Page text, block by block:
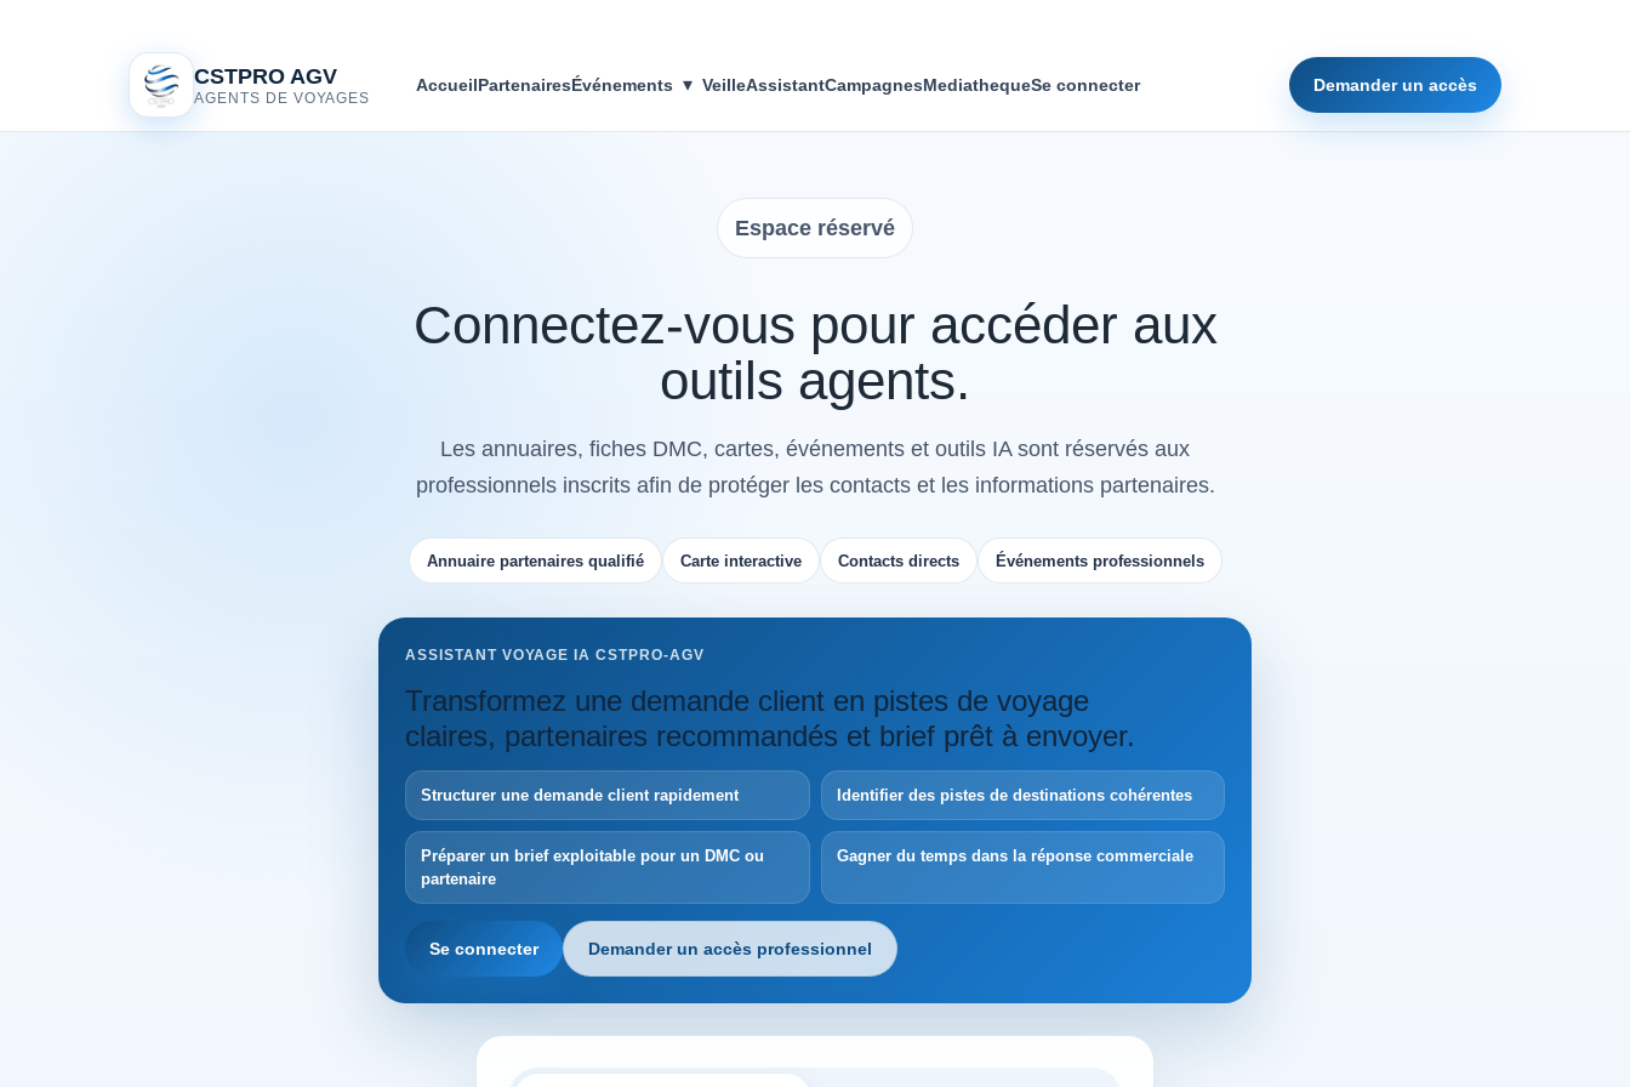
CSTPRO AGV
AGENTS DE VOYAGES
AccueilPartenairesÉvénements ▾ VeilleAssistantCampagnesMediathequeSe connecter Demander un accès
Espace réservé
Connectez-vous pour accéder aux
outils agents.
Les annuaires, fiches DMC, cartes, événements et outils IA sont réservés aux
professionnels inscrits afin de protéger les contacts et les informations partenaires.
Annuaire partenaires qualifié Carte interactive Contacts directs Événements professionnels
ASSISTANT VOYAGE IA CSTPRO-AGV
Transformez une demande client en pistes de voyage
claires, partenaires recommandés et brief prêt à envoyer.
Structurer une demande client rapidement Identifier des pistes de destinations cohérentes
Préparer un brief exploitable pour un DMC ou
partenaire
Gagner du temps dans la réponse commerciale
Se connecter Demander un accès professionnel